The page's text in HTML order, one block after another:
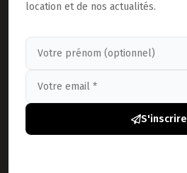
location et de nos actualités.
S'inscrire